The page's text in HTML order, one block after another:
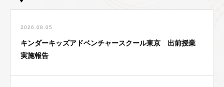
2026.08.05
キンダーキッズアドベンチャースクール東京 出前授業
実施報告